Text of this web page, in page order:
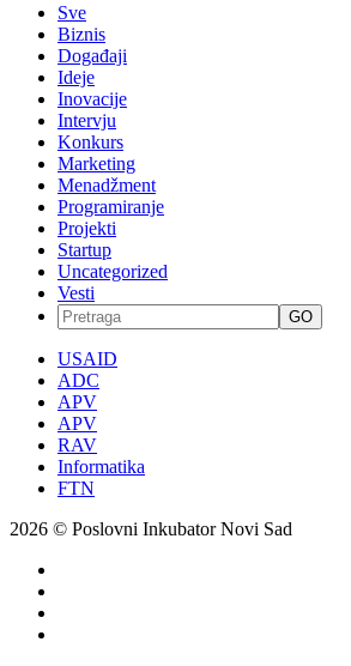
Sve
Biznis
Događaji
Ideje
Inovacije
Intervju
Konkurs
Marketing
Menadžment
Programiranje
Projekti
Startup
Uncategorized
Vesti
GO
USAID
ADC
APV
APV
RAV
Informatika
FTN
2026 © Poslovni Inkubator Novi Sad